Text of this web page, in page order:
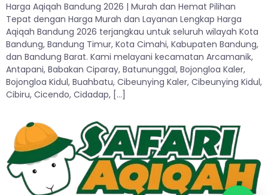
Harga Aqiqah Bandung 2026 | Murah dan Hemat Pilihan
Tepat dengan Harga Murah dan Layanan Lengkap Harga
Aqiqah Bandung 2026 terjangkau untuk seluruh wilayah Kota
Bandung, Bandung Timur, Kota Cimahi, Kabupaten Bandung,
dan Bandung Barat. Kami melayani kecamatan Arcamanik,
Antapani, Babakan Ciparay, Batununggal, Bojongloa Kaler,
Bojongloa Kidul, Buahbatu, Cibeunying Kaler, Cibeunying Kidul,
Cibiru, Cicendo, Cidadap, […]